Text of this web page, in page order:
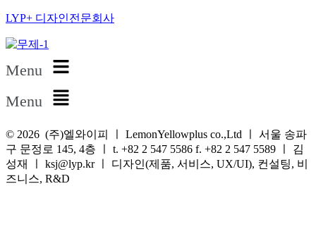
LYP+ 디자인전문회사
Menu
Menu
© 2026 (주)엘와이피 ㅣ LemonYellowplus co.,Ltd ㅣ 서울 송파
구 문정로 145, 4층 ㅣ t. +82 2 547 5586 f. +82 2 547 5589 ㅣ 김
성재 ㅣ ksj@lyp.kr ㅣ 디자인(제품, 서비스, UX/UI), 컨설팅, 비
즈니스, R&D